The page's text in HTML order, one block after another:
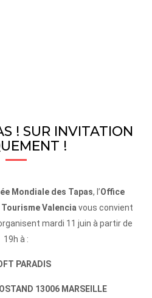
! SUR INVITATION
!
Mondiale des Tapas, l’Office
Tourisme Valencia vous convient
mardi 11 juin à partir de
19h à :
PARADIS
13006 MARSEILLE